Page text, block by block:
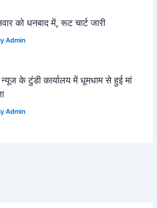
को धनबाद में, रूट चार्ट जारी
Admin
के टुंडी कार्यालय में धूमधाम से हुई मां
Admin